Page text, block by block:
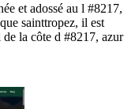
et adossé au l #8217,
sainttropez, il est
la côte d #8217, azur